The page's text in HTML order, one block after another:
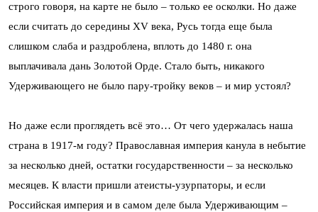
строго говоря, на карте не было – только ее осколки. Но даже
если считать до середины XV века, Русь тогда еще была
слишком слаба и раздроблена, вплоть до 1480 г. она
выплачивала дань Золотой Орде. Стало быть, никакого
Удерживающего не было пару-тройку веков – и мир устоял?
Но даже если проглядеть всё это… От чего удержалась наша
страна в 1917-м году? Православная империя канула в небытие
за несколько дней, остатки государственности – за несколько
месяцев. К власти пришли атеисты-узурпаторы, и если
Российская империя и в самом деле была Удерживающим –